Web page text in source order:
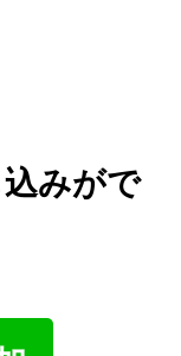
みがで